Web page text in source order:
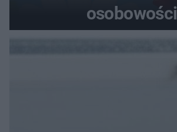
osobowości